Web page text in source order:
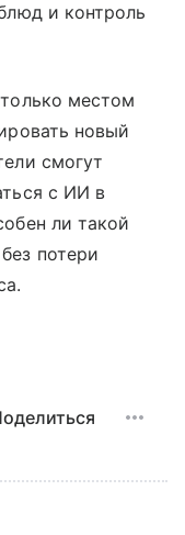
и контроль
местом
новый
смогут
с ИИ в
ли такой
потери